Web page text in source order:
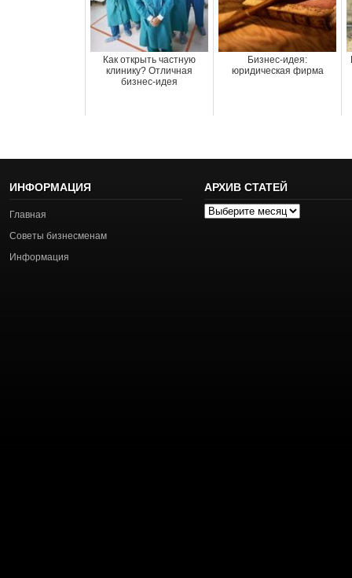
Как открыть частную
клинику? Отличная
бизнес-идея
Бизнес-идея:
юридическая фирма
ИНФОРМАЦИЯ
Главная
Советы бизнесменам
Информация
АРХИВ СТАТЕЙ
Архив